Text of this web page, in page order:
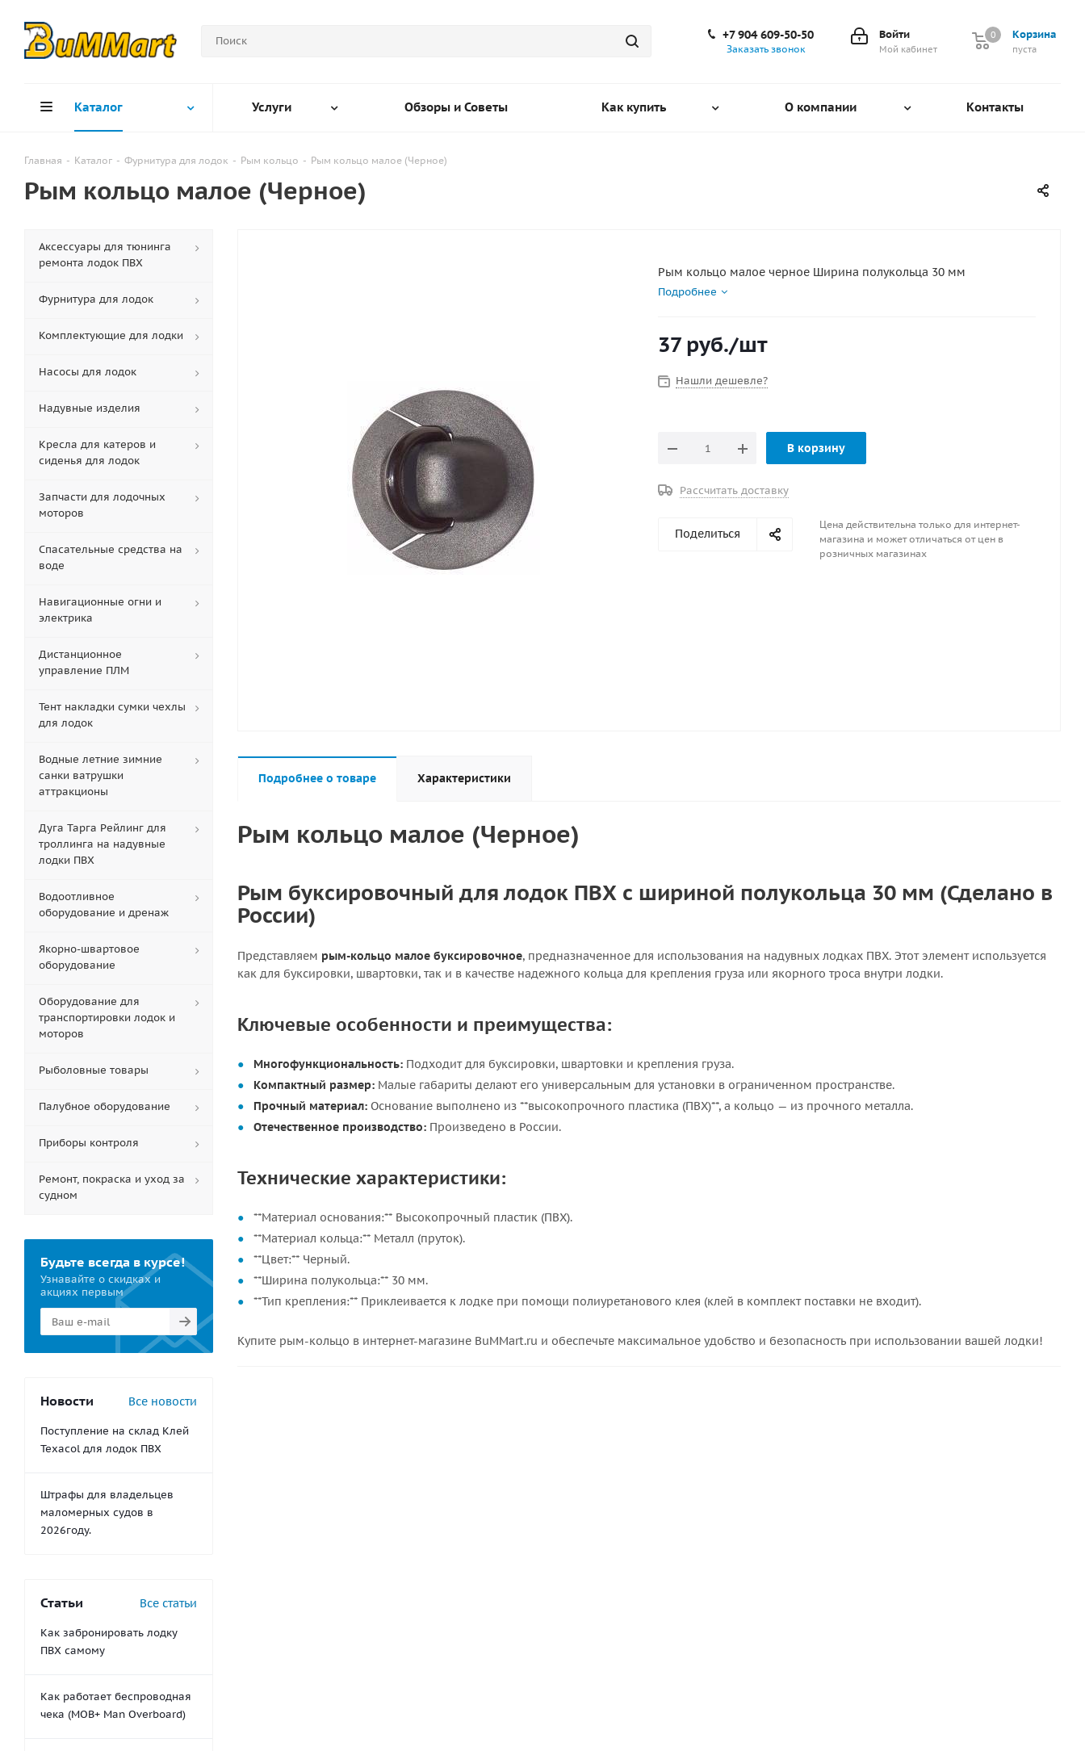
Корзина
0
пуста
0
Войти
Мой кабинет
+7 904 609-50-50
Заказать звонок
Каталог Услуги Обзоры и Советы Как купить О компании Контакты
Главная - Каталог - Фурнитура для лодок - Рым кольцо - Рым кольцо малое (Черное)
Рым кольцо малое (Черное)
Рым кольцо малое черное Ширина полукольца 30 мм
Подробнее
37руб./шт
Нашли дешевле?
В корзину
Рассчитать доставку
Поделиться
Цена действительна только для интернет-
магазина и может отличаться от цен в
розничных магазинах
Подробнее о товаре Характеристики
Рым кольцо малое (Черное)
Рым буксировочный для лодок ПВХ с шириной полукольца 30 мм (Сделано в
России)
Представляем рым-кольцо малое буксировочное, предназначенное для использования на надувных лодках ПВХ. Этот элемент используется
как для буксировки, швартовки, так и в качестве надежного кольца для крепления груза или якорного троса внутри лодки.
Ключевые особенности и преимущества:
Многофункциональность: Подходит для буксировки, швартовки и крепления груза.
Компактный размер: Малые габариты делают его универсальным для установки в ограниченном пространстве.
Прочный материал: Основание выполнено из **высокопрочного пластика (ПВХ)**, а кольцо — из прочного металла.
Отечественное производство: Произведено в России.
Технические характеристики:
**Материал основания:** Высокопрочный пластик (ПВХ).
**Материал кольца:** Металл (пруток).
**Цвет:** Черный.
**Ширина полукольца:** 30 мм.
**Тип крепления:** Приклеивается к лодке при помощи полиуретанового клея (клей в комплект поставки не входит).
Купите рым-кольцо в интернет-магазине BuMMart.ru и обеспечьте максимальное удобство и безопасность при использовании вашей лодки!
Аксессуары для тюнинга
ремонта лодок ПВХ
Фурнитура для лодок
Комплектующие для лодки
Насосы для лодок
Надувные изделия
Кресла для катеров и
сиденья для лодок
Запчасти для лодочных
моторов
Спасательные средства на
воде
Навигационные огни и
электрика
Дистанционное
управление ПЛМ
Тент накладки сумки чехлы
для лодок
Водные летние зимние
санки ватрушки
аттракционы
Дуга Тарга Рейлинг для
троллинга на надувные
лодки ПВХ
Водоотливное
оборудование и дренаж
Якорно-швартовое
оборудование
Оборудование для
транспортировки лодок и
моторов
Рыболовные товары
Палубное оборудование
Приборы контроля
Ремонт, покраска и уход за
судном
Будьте всегда в курсе!
Узнавайте о скидках и
акциях первым
Новости Все новости
Поступление на склад Клей
Texacol для лодок ПВХ
Штрафы для владельцев
маломерных судов в
2026году.
Статьи Все статьи
Как забронировать лодку
ПВХ самому
Как работает беспроводная
чека (MOB+ Man Overboard)